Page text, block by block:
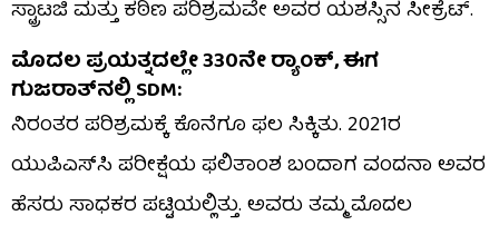
ಸ್ಟ್ರಾಟಜಿ ಮತ್ತು ಕಠಿಣ ಪರಿಶ್ರಮವೇ ಅವರ ಯಶಸ್ಸಿನ ಸೀಕ್ರೆಟ್.
ಮೊದಲ ಪ್ರಯತ್ನದಲ್ಲೇ 330ನೇ ರ‍್ಯಾಂಕ್, ಈಗ
ಗುಜರಾತ್‌ನಲ್ಲಿ SDM:
ನಿರಂತರ ಪರಿಶ್ರಮಕ್ಕೆ ಕೊನೆಗೂ ಫಲ ಸಿಕ್ಕಿತು. 2021ರ
ಯುಪಿಎಸ್‌ಸಿ ಪರೀಕ್ಷೆಯ ಫಲಿತಾಂಶ ಬಂದಾಗ ವಂದನಾ ಅವರ
ಹೆಸರು ಸಾಧಕರ ಪಟ್ಟಿಯಲ್ಲಿತ್ತು. ಅವರು ತಮ್ಮ ಮೊದಲ